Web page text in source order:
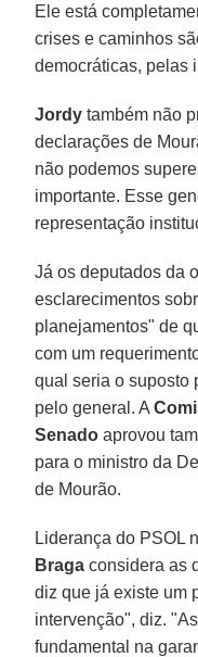
Ele está
crises e caminhos
democráticas, pelas
Jordy também não
declarações de
não podemos
importante. Esse
representação
Já os deputados da
esclarecimentos
planejamentos" de
com um
qual seria o suposto
pelo general. A
Senado aprovou
para o ministro da
de Mourão.
Liderança do PSOL
Braga considera as
diz que já existe um
intervenção", diz. "As
fundamental na